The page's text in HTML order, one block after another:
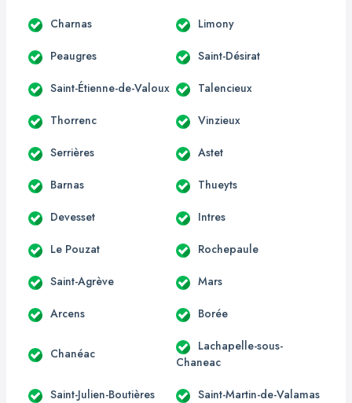
Charnas Limony
Peaugres Saint-Désirat
Saint-Étienne-de-Valoux Talencieux
Thorrenc Vinzieux
Serrières Astet
Barnas Thueyts
Devesset Intres
Le Pouzat Rochepaule
Saint-Agrève Mars
Arcens Borée
Chanéac
Lachapelle-sous-
Chaneac
Saint-Julien-Boutières Saint-Martin-de-Valamas